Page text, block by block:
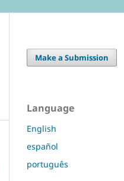
Make a Submission
Language
English
español
português